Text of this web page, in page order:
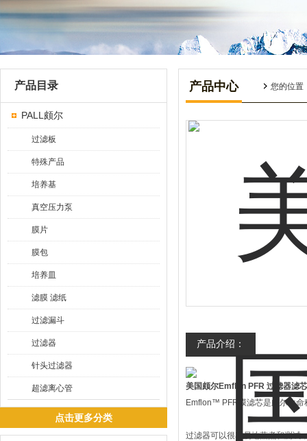
产品目录
PALL颇尔
过滤板
特殊产品
培养基
真空压力泵
膜片
膜包
培养皿
滤膜 滤纸
过滤漏斗
过滤器
针头过滤器
超滤离心管
点击更多分类
产品中心 您的位置
产品介绍：
美国颇尔Emflon PFR 过滤器滤芯
Emflon™ PFR膜滤芯是颇尔生命
过滤器可以很容易地蒸煮和测试